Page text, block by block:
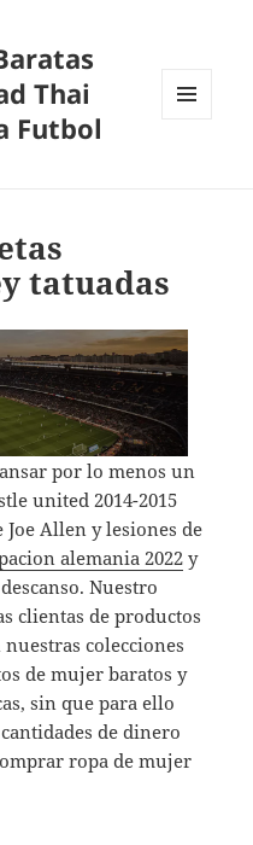
Thai
Futbol
tatuadas
por lo menos un
united 2014-2015
Allen y lesiones de
alemania 2022 y
Nuestro
clientas de productos
colecciones
de mujer baratos y
sin que para ello
de dinero
ropa de mujer